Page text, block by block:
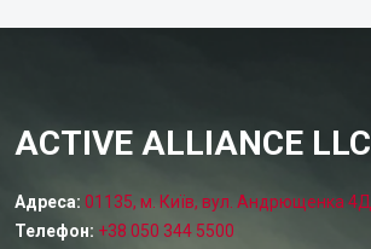
ACTIVE ALLIANCE LLC
Адреса: 01135, м. Київ, вул. Андрющенка
Телефон: +38 050 344 5500